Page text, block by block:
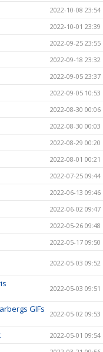
2022-10-08 23:54
2022-10-01 23:39
2022-09-25 23:55
2022-09-18 23:32
2022-09-05 23:37
2022-09-05 10:53
2022-08-30 00:06
2022-08-30 00:03
2022-08-29 00:20
2022-08-01 00:21
2022-07-25 09:44
2022-06-13 09:46
2022-06-02 09:47
2022-05-26 09:48
2022-05-17 09:50
2022-05-03 09:52
2022-05-03 09:51
GIFs
2022-05-02 09:53
2022-05-01 09:54